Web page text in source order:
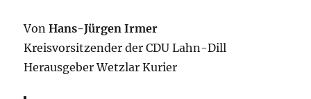
VonHans-Jürgen Irmer
Kreisvorsitzender der CDU Lahn-Dill
Herausgeber Wetzlar Kurier